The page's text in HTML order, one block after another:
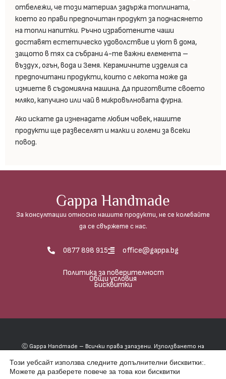
отбележи, че този материал задържа топлината,
което го прави предпочитан продукт за поднасянето
на топли напитки. Ръчно изработените чаши
доставят естетическо удоволствие и уют в дома,
защото в тях са събрани 4-те важни елемента –
въздух, огън, вода и Земя. Керамичните изделия са
предпочитани продукти, които с лекота може да
измиете в съдомиялна машина. Да приготвите своето
мляко, капучино или чай в микровълновата фурна.
Ако искате да изненадате любим човек, нашите
продукти ще развеселят и малки и големи за всеки
повод.
Gappa Handmade
За консултации относно нашите продукти, не се колебайте
да се свържете с нас.
0877 898 915 office@gappa.bg
Политика за поверителност
Общи условия
Бисквитки
Ⓒ Gappa Handmade – Всички права запазени. Използването на
имате писмено разрешение от Гаппа хендмейд.
Този уебсайт използва следните допълнителни бисквитки:.
Можете да разберете повече за това кои бисквитки